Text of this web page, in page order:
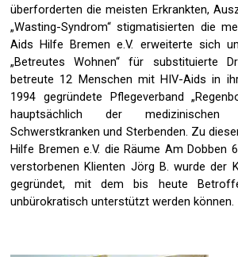
überforderten die meisten Erkrankten,
„Wasting-Syndrom“ stigmatisierten die
Aids Hilfe Bremen e.V. erweiterte sich
„Betreutes Wohnen“ für substituierte
betreute 12 Menschen mit HIV-Aids in
1994 gegründete Pflegeverband
hauptsächlich der medizinischen
Schwerstkranken und Sterbenden. Zu
Hilfe Bremen e.V. die Räume Am Dobben
verstorbenen Klienten Jörg B. wurde der
gegründet, mit dem bis heute
unbürokratisch unterstützt werden können.